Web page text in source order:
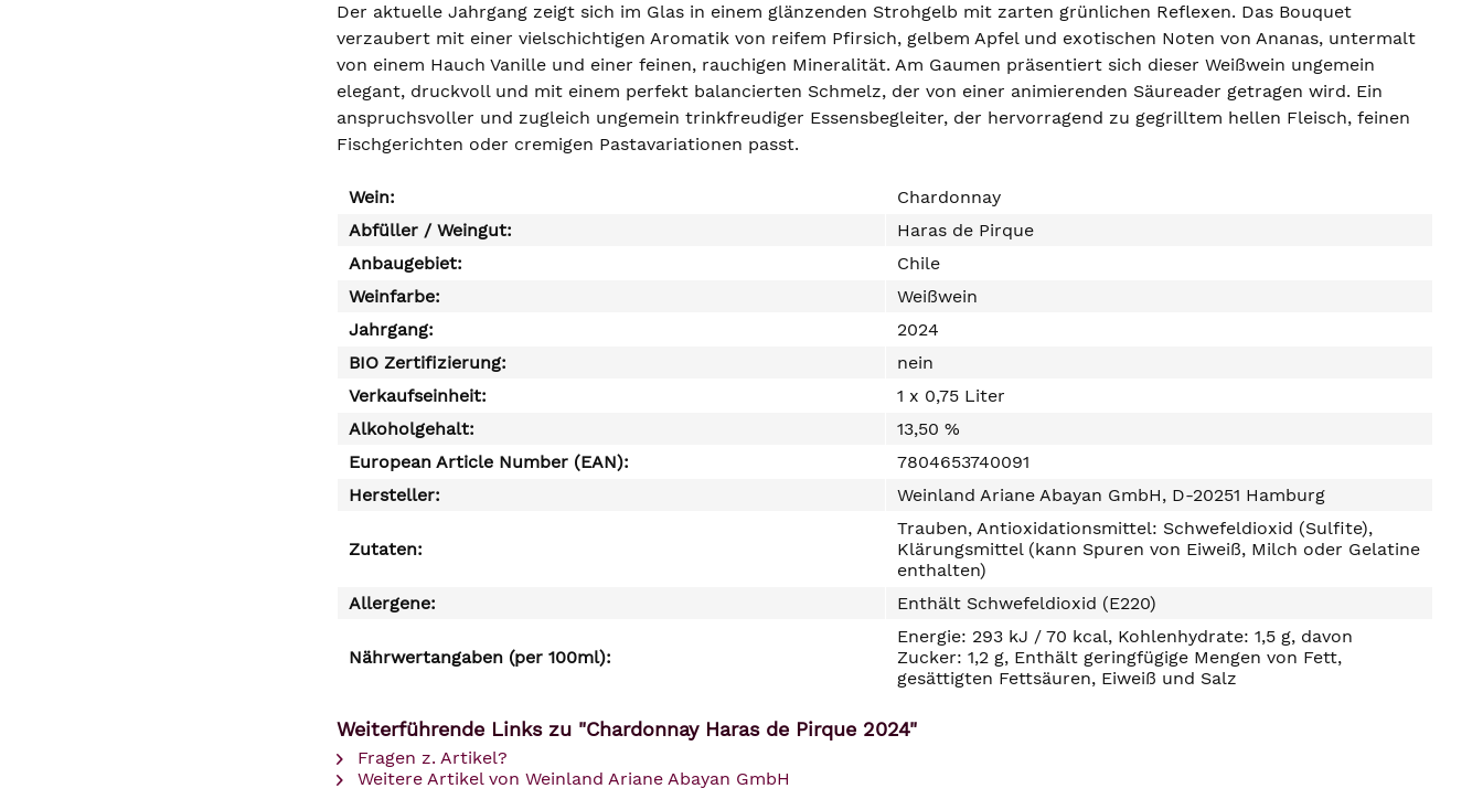
Der aktuelle Jahrgang zeigt sich im Glas in einem glänzenden Strohgelb mit zarten grünlichen Reflexen. Das Bouquet
verzaubert mit einer vielschichtigen Aromatik von reifem Pfirsich, gelbem Apfel und exotischen Noten von Ananas, untermalt
von einem Hauch Vanille und einer feinen, rauchigen Mineralität. Am Gaumen präsentiert sich dieser Weißwein ungemein
elegant, druckvoll und mit einem perfekt balancierten Schmelz, der von einer animierenden Säureader getragen wird. Ein
anspruchsvoller und zugleich ungemein trinkfreudiger Essensbegleiter, der hervorragend zu gegrilltem hellen Fleisch, feinen
Fischgerichten oder cremigen Pastavariationen passt.
Wein:
Chardonnay
Abfüller / Weingut:
Haras de Pirque
Anbaugebiet:
Chile
Weinfarbe:
Weißwein
Jahrgang:
2024
BIO Zertifizierung:
nein
Verkaufseinheit:
1 x 0,75 Liter
Alkoholgehalt:
13,50 %
European Article Number (EAN):
7804653740091
Hersteller:
Weinland Ariane Abayan GmbH, D-20251 Hamburg
Zutaten:
Trauben, Antioxidationsmittel: Schwefeldioxid (Sulfite),
Klärungsmittel (kann Spuren von Eiweiß, Milch oder Gelatine
enthalten)
Allergene:
Enthält Schwefeldioxid (E220)
Nährwertangaben (per 100ml):
Energie: 293 kJ / 70 kcal, Kohlenhydrate: 1,5 g, davon
Zucker: 1,2 g, Enthält geringfügige Mengen von Fett,
gesättigten Fettsäuren, Eiweiß und Salz
Weiterführende Links zu "Chardonnay Haras de Pirque 2024"
Fragen z. Artikel?
Weitere Artikel von Weinland Ariane Abayan GmbH